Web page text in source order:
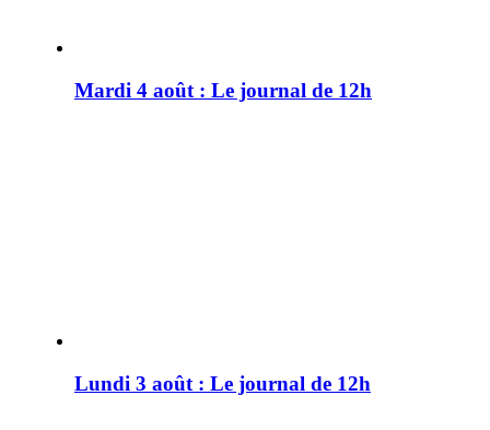
Mardi 4 août : Le journal de 12h
Lundi 3 août : Le journal de 12h